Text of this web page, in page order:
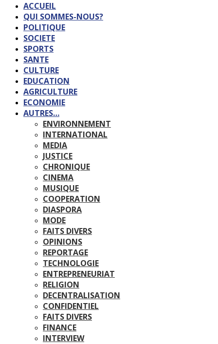
ACCUEIL
QUI SOMMES-NOUS?
POLITIQUE
SOCIETE
SPORTS
SANTE
CULTURE
EDUCATION
AGRICULTURE
ECONOMIE
AUTRES…
ENVIRONNEMENT
INTERNATIONAL
MEDIA
JUSTICE
CHRONIQUE
CINEMA
MUSIQUE
COOPERATION
DIASPORA
MODE
FAITS DIVERS
OPINIONS
REPORTAGE
TECHNOLOGIE
ENTREPRENEURIAT
RELIGION
DECENTRALISATION
CONFIDENTIEL
FAITS DIVERS
FINANCE
INTERVIEW